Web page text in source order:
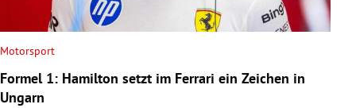
Motorsport
Formel 1: Hamilton setzt im Ferrari ein Zeichen in
Ungarn